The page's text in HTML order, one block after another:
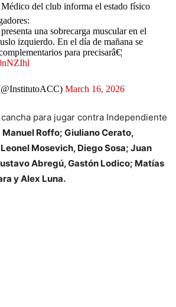
Médico del club informa el estado físico
una sobrecarga muscular en el
izquierdo. En el día de mañana se
para precisarâ€¦
March 16, 2026
para jugar contra Independiente
Manuel Roffo; Giuliano Cerato,
Mosevich, Diego Sosa; Juan
Abregú, Gastón Lodico; Matías
y Alex Luna.